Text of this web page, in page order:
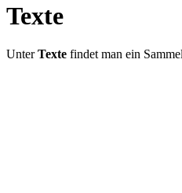
Texte
UnterTexte findet man ein